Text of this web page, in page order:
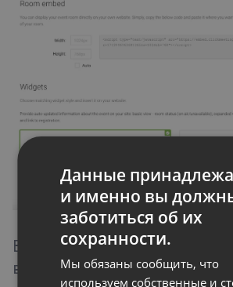
Вот пример переговорной,
веб-страницу:
Данные
и именно вы
заботиться об их
сохранности.
Мы обязаны сообщить, что
используем собственные и